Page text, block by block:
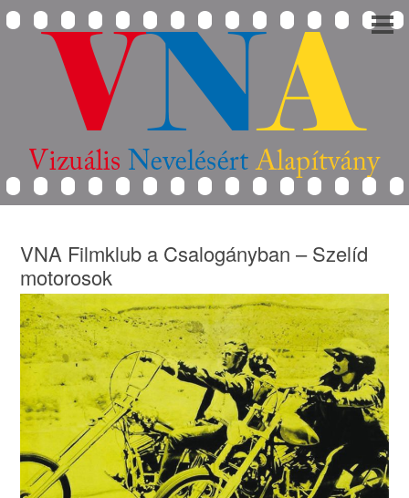
VNA Filmklub a Csalogányban – Szelíd
motorosok